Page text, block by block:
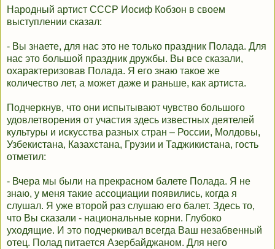
Народный артист СССР Иосиф Кобзон в своем
выступлении сказал:
- Вы знаете, для нас это не только праздник Полада. Для
нас это большой праздник дружбы. Вы все сказали,
охарактеризовав Полада. Я его знаю такое же
количество лет, а может даже и раньше, как артиста.
Подчеркнув, что они испытывают чувство большого
удовлетворения от участия здесь известных деятелей
культуры и искусства разных стран – России, Молдовы,
Узбекистана, Казахстана, Грузии и Таджикистана, гость
отметил:
- Вчера мы были на прекрасном балете Полада. Я не
знаю, у меня такие ассоциации появились, когда я
слушал. Я уже второй раз слушаю его балет. Здесь то,
что Вы сказали - национальные корни. Глубоко
уходящие. И это подчеркивал всегда Ваш незабвенный
отец. Полад питается Азербайджаном. Для него